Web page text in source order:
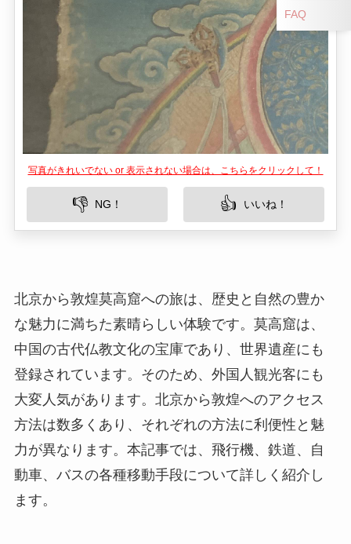
写真がきれいでない or 表示されない場合は、こちらをクリックして！
👎 NG！ 👍 いいね！
北京から敦煌莫高窟への旅は、歴史と自然の豊か
な魅力に満ちた素晴らしい体験です。莫高窟は、
中国の古代仏教文化の宝庫であり、世界遺産にも
登録されています。そのため、外国人観光客にも
大変人気があります。北京から敦煌へのアクセス
方法は数多くあり、それぞれの方法に利便性と魅
力が異なります。本記事では、飛行機、鉄道、自
動車、バスの各種移動手段について詳しく紹介し
ます。
FAQ